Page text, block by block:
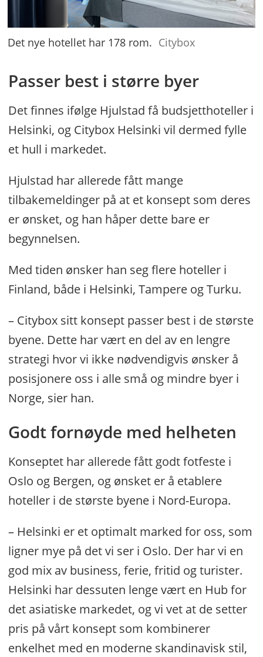
Det nye hotellet har 178 rom. Citybox
Passer best i større byer
Det finnes ifølge Hjulstad få budsjetthoteller i
Helsinki, og Citybox Helsinki vil dermed fylle
et hull i markedet.
Hjulstad har allerede fått mange
tilbakemeldinger på at et konsept som deres
er ønsket, og han håper dette bare er
begynnelsen.
Med tiden ønsker han seg flere hoteller i
Finland, både i Helsinki, Tampere og Turku.
– Citybox sitt konsept passer best i de største
byene. Dette har vært en del av en lengre
strategi hvor vi ikke nødvendigvis ønsker å
posisjonere oss i alle små og mindre byer i
Norge, sier han.
Godt fornøyde med helheten
Konseptet har allerede fått godt fotfeste i
Oslo og Bergen, og ønsket er å etablere
hoteller i de største byene i Nord-Europa.
– Helsinki er et optimalt marked for oss, som
ligner mye på det vi ser i Oslo. Der har vi en
god mix av business, ferie, fritid og turister.
Helsinki har dessuten lenge vært en Hub for
det asiatiske markedet, og vi vet at de setter
pris på vårt konsept som kombinerer
enkelhet med en moderne skandinavisk stil,